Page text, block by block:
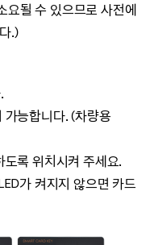
요될 수 있으므로 사전에
.)
가능합니다. (차량용
도록 위치시켜 주세요.
가 켜지지 않으면 카드